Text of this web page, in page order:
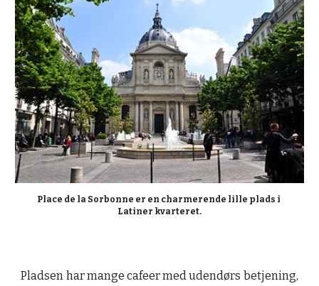
Place de la Sorbonne er en charmerende lille plads i
Latiner kvarteret.
Pladsen har mange cafeer med udendørs betjening,